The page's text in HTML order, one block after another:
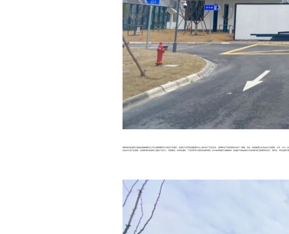
黄桥项目临港智汇园是临港集团联合公司与泖港镇联手打造的产业园区，也是松江区和临港集团作为上海市首个“区区合作、品牌联动”示范基地结出的又一硕果。至此，临港集团已先后在松江的新桥、九亭、中
其在松江的产业基础，在黄桥项目临港智汇园的产业导入、资源集结、体系化服务、产业培育等方面发挥品牌优势。其中如高端医疗器械领域，临港旗下的临港松江科技城目前已集聚形状记忆、普利生、光韵达数